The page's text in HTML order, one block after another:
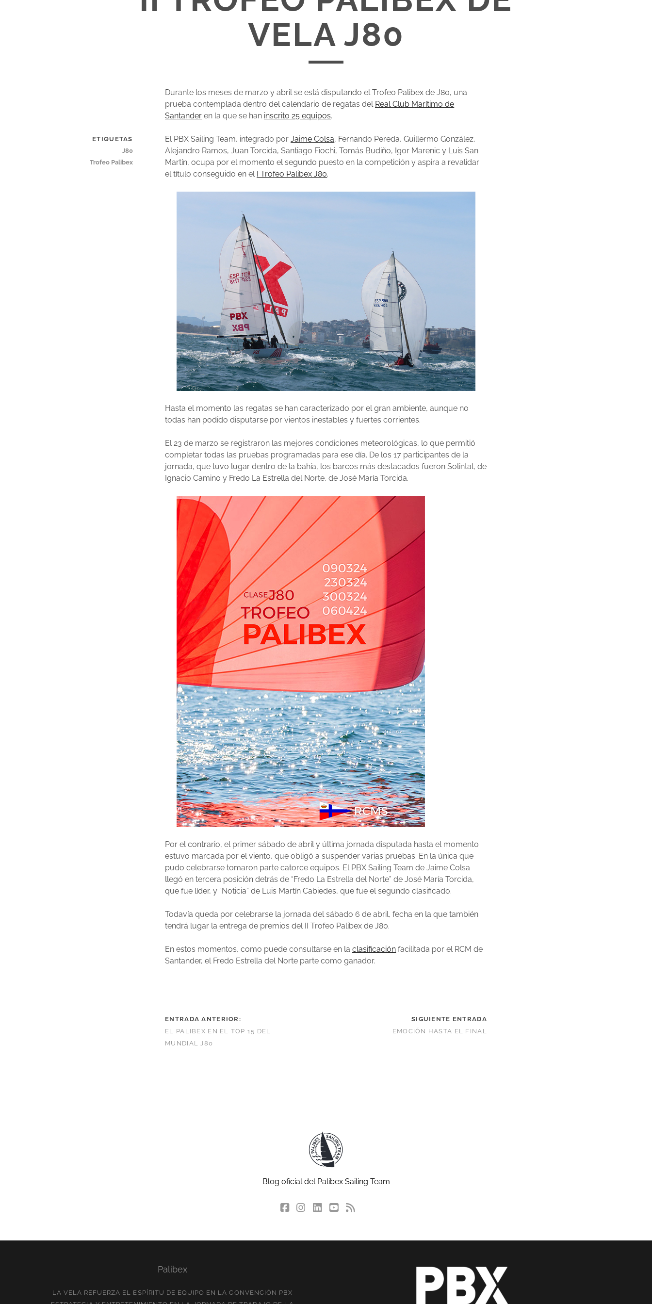
VELA J80
Durante los meses de marzo y abril se está disputando el Trofeo Palibex de J80, una
prueba contemplada dentro del calendario de regatas del Real Club Marítimo de
Santander en la que se han inscrito25 equipos.
El PBX Sailing Team, integrado porJaime Colsa, Fernando Pereda, Guillermo González,
Alejandro Ramos, Juan Torcida, Santiago Fiochi, Tomás Budiño, Igor Marenic y Luis San
Martín, ocupa por el momento el segundo puesto en la competición y aspira a revalidar
el título conseguido en el I Trofeo Palibex J80.
Hasta el momento las regatas se han caracterizado por el gran ambiente, aunque no
todas han podido disputarse por vientos inestables y fuertes corrientes.
El 23 de marzo se registraron las mejores condiciones meteorológicas, lo que permitió
completar todas las pruebas programadas para ese día. De los 17 participantes de la
jornada, que tuvo lugar dentro de la bahía, los barcos más destacados fueron Solintal, de
Ignacio Camino y Fredo La Estrella del Norte, de José María Torcida.
Por el contrario, el primer sábado de abril y última jornada disputada hasta el momento
estuvo marcada por el viento, que obligó a suspender varias pruebas. En la única que
pudo celebrarse tomaron parte catorce equipos. El PBX Sailing Team de Jaime Colsa
llegó en tercera posición detrás de “Fredo La Estrella del Norte” de José María Torcida,
que fue líder, y “Noticia” de Luis Martín Cabiedes, que fue el segundo clasificado.
Todavía queda por celebrarse la jornada del sábado 6 de abril, fecha en la que también
tendrá lugar la entrega de premios del II Trofeo Palibex de J80.
En estos momentos, como puede consultarse en laclasificación facilitada por el RCM de
Santander, el Fredo Estrella del Norte parte como ganador.
ENTRADA ANTERIOR:
EL PALIBEX EN EL TOP 15 DEL
MUNDIAL J80
SIGUIENTE ENTRADA
EMOCIÓN HASTA EL FINAL
ETIQUETAS
J80
Trofeo Palibex
Blog oficial del Palibex Sailing Team
facebook
instagram
linkedin
youtube
rss
Palibex
LA VELA REFUERZA EL ESPÍRITU DE EQUIPO EN LA CONVENCIÓN PBX